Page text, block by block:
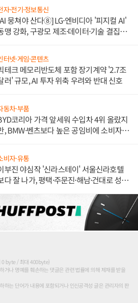
자·전기·정보통신
뭉쳐야 산다⑧] LG·엔비디아 '피지컬 AI'
맹 강화, 구광모 제조·데이터·기술 결집
터넷·게임·콘텐츠
테크 메모리반도체 포함 장기계약 '2.7조
러' 규모, AI 투자 위축 우려와 반대 신호
동차·부품
코리아 가격 앞세워 수입차 4위 올랐지
, BMW·벤츠보다 높은 공임비에 소비자
비자·유통
부진 야심작 '신라스테이' 서울신라호텔
다 잘 나가, 평택·주문진·해남·건대로 성
0 byte / 최대 400byte)
거나 명예를 훼손하는 댓글은 관련 법률에 의해 제재를 받을
하는 단어가 내용에 포함되거나 인신공격성 글은 관리자의 판